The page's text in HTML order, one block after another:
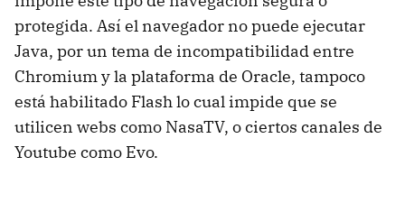
protegida. Así el navegador no puede ejecutar
Java, por un tema de incompatibilidad entre
Chromium y la plataforma de Oracle, tampoco
está habilitado Flash lo cual impide que se
utilicen webs como NasaTV, o ciertos canales de
Youtube como Evo.